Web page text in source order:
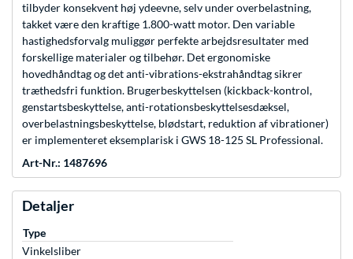
tilbyder konsekvent høj ydeevne, selv under overbelastning,
takket være den kraftige 1.800-watt motor. Den variable
hastighedsforvalg muliggør perfekte arbejdsresultater med
forskellige materialer og tilbehør. Det ergonomiske
hovedhåndtag og det anti-vibrations-ekstrahåndtag sikrer
træthedsfri funktion. Brugerbeskyttelsen (kickback-kontrol,
genstartsbeskyttelse, anti-rotationsbeskyttelsesdæksel,
overbelastningsbeskyttelse, blødstart, reduktion af vibrationer)
er implementeret eksemplarisk i GWS 18-125 SL Professional.
Art-Nr.: 1487696
Detaljer
Type
Vinkelsliber